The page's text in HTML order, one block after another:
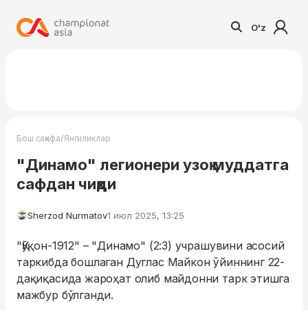
O'z
Бош саҳифа/Янгиликлар
"Динамо" легионери узоқ муддатга
сафдан чиқди
Sherzod Nurmatov1 июл 2025, 13:25
"Қўқон-1912" – "Динамо" (2:3) учрашувини асосий
таркибда бошлаган Дуглас Майкон ўйиннинг 22-
дақиқасида жароҳат олиб майдонни тарк этишга
мажбур бўлганди.